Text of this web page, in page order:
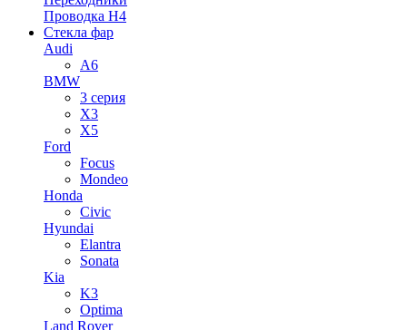
Проводка H4
Стекла фар
Audi
A6
BMW
3 серия
X3
X5
Ford
Focus
Mondeo
Honda
Civic
Hyundai
Elantra
Sonata
Kia
K3
Optima
Land Rover